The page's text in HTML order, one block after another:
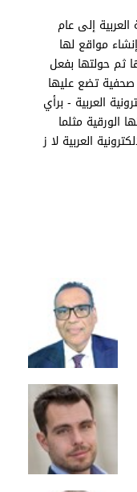
العربية إلى عام
مواقع لها
ثم حولتها بفعل
صحفية تضع عليها
العربية - برأي
الورقية مثلما
العربية لا ز